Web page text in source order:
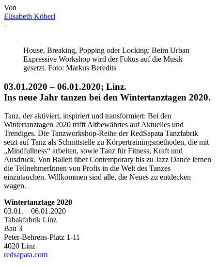
Von
Elisabeth Köberl
-
House, Breaking, Popping oder Locking: Beim Urban
Expressive Workshop wird der Fokus auf die Musik
gesetzt. Foto: Markus Beredits
03.01.2020 – 06.01.2020; Linz.
Ins neue Jahr tanzen bei den Wintertanztagen 2020.
Tanz, der aktiviert, inspiriert und transformiert: Bei den
Wintertanztagen 2020 trifft Altbewährtes auf Aktuelles und
Trendiges. Die Tanzworkshop-Reihe der RedSapata Tanzfabrik
setzt auf Tanz als Schnittstelle zu Körpertrainingsmethoden, die mit
„Mindfullness“ arbeiten, sowie Tanz für Fitness, Kraft und
Ausdruck. Von Ballett über Contemporary bis zu Jazz Dance lernen
die TeilnehmerInnen von Profis in die Welt des Tanzes
einzutauchen. Willkommen sind alle, die Neues zu entdecken
wagen.
Wintertanztage 2020
03.01. – 06.01.2020
Tabakfabrik Linz
Bau 3
Peter-Behrens-Platz 1-11
4020 Linz
redsapata.com